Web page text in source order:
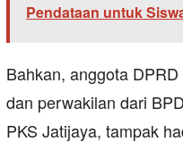
Pendataan untuk
Bahkan, anggota
dan perwakilan dari
PKS Jatijaya, tampak